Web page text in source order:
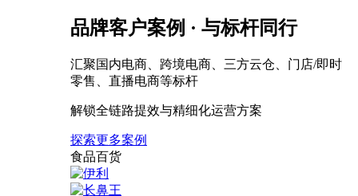
品牌客户案例 · 与标杆同行
汇聚国内电商、跨境电商、三方云仓、门店/即时
零售、直播电商等标杆
解锁全链路提效与精细化运营方案
探索更多案例
食品百货